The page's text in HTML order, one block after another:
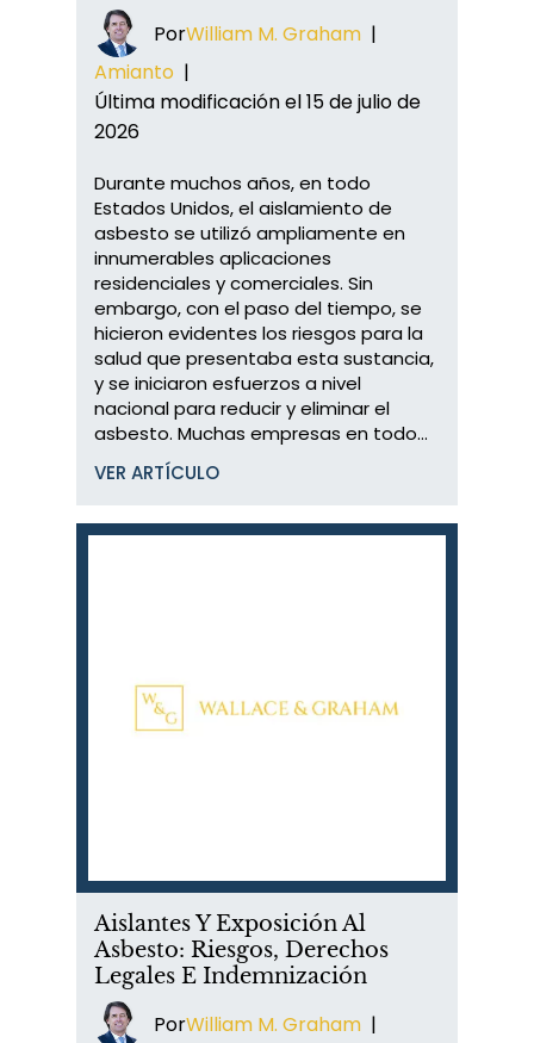
PorWilliam M. Graham |
Amianto |
Última modificación el 15 de julio de
2026
Durante muchos años, en todo
Estados Unidos, el aislamiento de
asbesto se utilizó ampliamente en
innumerables aplicaciones
residenciales y comerciales. Sin
embargo, con el paso del tiempo, se
hicieron evidentes los riesgos para la
salud que presentaba esta sustancia,
y se iniciaron esfuerzos a nivel
nacional para reducir y eliminar el
asbesto. Muchas empresas en todo...
VER ARTÍCULO
Aislantes Y Exposición Al
Asbesto: Riesgos, Derechos
Legales E Indemnización
PorWilliam M. Graham |